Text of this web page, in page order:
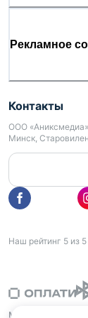
Рекламное
Контакты
ООО
Минск,
Наш рейтинг 5 из 5